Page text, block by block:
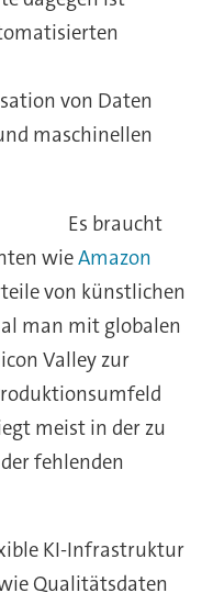
von Daten
maschinellen
Es braucht
wieAmazon
von künstlichen
man mit globalen
Valley zur
meist in der zu
fehlenden
KI-Infrastruktur
Qualitätsdaten